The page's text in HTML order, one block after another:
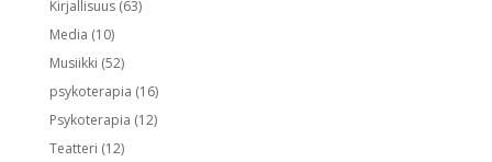
Kirjallisuus(63)
Media (10)
Musiikki (52)
psykoterapia (16)
Psykoterapia (12)
Teatteri (12)